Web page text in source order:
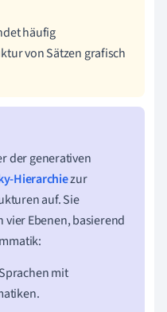
häufig
von Sätzen grafisch
der generativen
Hierarchiezur
auf. Sie
vier Ebenen, basierend
mit